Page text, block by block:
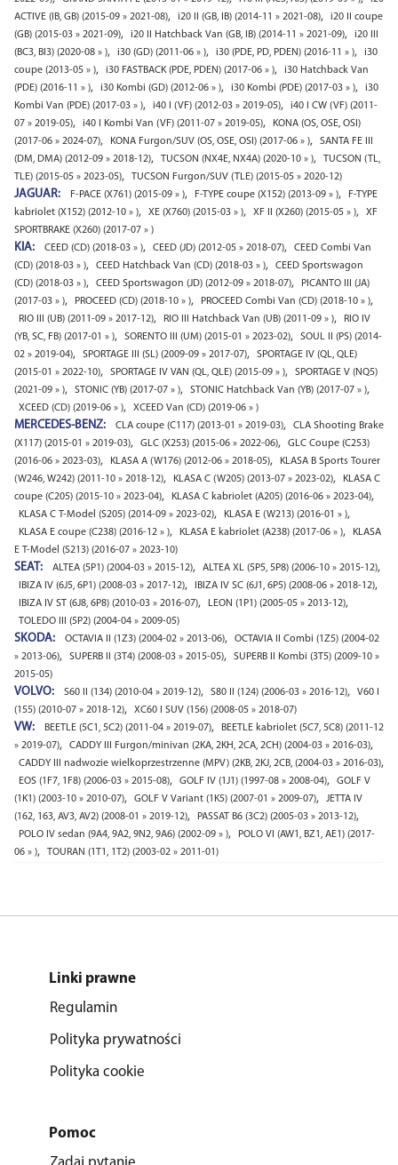
ACTIVE (IB, GB) (2015-09 » 2021-08), i20 II (GB, IB) (2014-11 » 2021-08),
i20 II coupe
(GB) (2015-03 » 2021-09), i20 II Hatchback Van (GB, IB) (2014-11 » 2021-09),
i20 III
(BC3, BI3) (2020-08 » ), i30 (GD) (2011-06 » ), i30 (PDE, PD, PDEN) (2016-11 » ),
i30
coupe (2013-05 » ), i30 FASTBACK (PDE, PDEN) (2017-06 » ),
i30 Hatchback Van
(PDE) (2016-11 » ), i30 Kombi (GD) (2012-06 » ), i30 Kombi (PDE) (2017-03 » ),
i30
Kombi Van (PDE) (2017-03 » ), i40 I (VF) (2012-03 » 2019-05),
i40 I CW (VF) (2011-
07 » 2019-05), i40 I Kombi Van (VF) (2011-07 » 2019-05),
KONA (OS, OSE, OSI)
(2017-06 » 2024-07), KONA Furgon/SUV (OS, OSE, OSI) (2017-06 » ),
SANTA FE III
(DM, DMA) (2012-09 » 2018-12), TUCSON (NX4E, NX4A) (2020-10 » ),
TUCSON (TL,
TLE) (2015-05 » 2023-05), TUCSON Furgon/SUV (TLE) (2015-05 » 2020-12)
JAGUAR: F-PACE (X761) (2015-09 » ), F-TYPE coupe (X152) (2013-09 » ),
F-TYPE
kabriolet (X152) (2012-10 » ), XE (X760) (2015-03 » ), XF II (X260) (2015-05 » ),
XF
SPORTBRAKE (X260) (2017-07 » )
KIA: CEED (CD) (2018-03 » ), CEED (JD) (2012-05 » 2018-07),
CEED Combi Van
(CD) (2018-03 » ), CEED Hatchback Van (CD) (2018-03 » ),
CEED Sportswagon
(CD) (2018-03 » ), CEED Sportswagon (JD) (2012-09 » 2018-07),
PICANTO III (JA)
(2017-03 » ), PROCEED (CD) (2018-10 » ), PROCEED Combi Van (CD) (2018-10 » ),
RIO III (UB) (2011-09 » 2017-12), RIO III Hatchback Van (UB) (2011-09 » ),
RIO IV
(YB, SC, FB) (2017-01 » ), SORENTO III (UM) (2015-01 » 2023-02),
SOUL II (PS) (2014-
02 » 2019-04), SPORTAGE III (SL) (2009-09 » 2017-07),
SPORTAGE IV (QL, QLE)
(2015-01 » 2022-10), SPORTAGE IV VAN (QL, QLE) (2015-09 » ),
SPORTAGE V (NQ5)
(2021-09 » ), STONIC (YB) (2017-07 » ), STONIC Hatchback Van (YB) (2017-07 » ),
XCEED (CD) (2019-06 » ), XCEED Van (CD) (2019-06 » )
MERCEDES-BENZ: CLA coupe (C117) (2013-01 » 2019-03),
CLA Shooting Brake
(X117) (2015-01 » 2019-03), GLC (X253) (2015-06 » 2022-06),
GLC Coupe (C253)
(2016-06 » 2023-03), KLASA A (W176) (2012-06 » 2018-05),
KLASA B Sports Tourer
(W246, W242) (2011-10 » 2018-12), KLASA C (W205) (2013-07 » 2023-02),
KLASA C
coupe (C205) (2015-10 » 2023-04), KLASA C kabriolet (A205) (2016-06 » 2023-04),
KLASA C T-Model (S205) (2014-09 » 2023-02), KLASA E (W213) (2016-01 » ),
KLASA E coupe (C238) (2016-12 » ), KLASA E kabriolet (A238) (2017-06 » ),
KLASA
E T-Model (S213) (2016-07 » 2023-10)
SEAT: ALTEA (5P1) (2004-03 » 2015-12), ALTEA XL (5P5, 5P8) (2006-10 » 2015-12),
IBIZA IV (6J5, 6P1) (2008-03 » 2017-12), IBIZA IV SC (6J1, 6P5) (2008-06 » 2018-12),
IBIZA IV ST (6J8, 6P8) (2010-03 » 2016-07), LEON (1P1) (2005-05 » 2013-12),
TOLEDO III (5P2) (2004-04 » 2009-05)
SKODA: OCTAVIA II (1Z3) (2004-02 » 2013-06),
OCTAVIA II Combi (1Z5) (2004-02
» 2013-06), SUPERB II (3T4) (2008-03 » 2015-05),
SUPERB II Kombi (3T5) (2009-10 »
2015-05)
VOLVO: S60 II (134) (2010-04 » 2019-12), S80 II (124) (2006-03 » 2016-12),
V60 I
(155) (2010-07 » 2018-12), XC60 I SUV (156) (2008-05 » 2018-07)
VW: BEETLE (5C1, 5C2) (2011-04 » 2019-07),
BEETLE kabriolet (5C7, 5C8) (2011-12
» 2019-07), CADDY III Furgon/minivan (2KA, 2KH, 2CA, 2CH) (2004-03 » 2016-03),
CADDY III nadwozie wielkoprzestrzenne (MPV) (2KB, 2KJ, 2CB, (2004-03 » 2016-03),
EOS (1F7, 1F8) (2006-03 » 2015-08), GOLF IV (1J1) (1997-08 » 2008-04),
GOLF V
(1K1) (2003-10 » 2010-07), GOLF V Variant (1K5) (2007-01 » 2009-07),
JETTA IV
(162, 163, AV3, AV2) (2008-01 » 2019-12), PASSAT B6 (3C2) (2005-03 » 2013-12),
POLO IV sedan (9A4, 9A2, 9N2, 9A6) (2002-09 » ),
POLO VI (AW1, BZ1, AE1) (2017-
06 » ), TOURAN (1T1, 1T2) (2003-02 » 2011-01)
Linki prawne
Regulamin
Polityka prywatności
Polityka cookie
Pomoc